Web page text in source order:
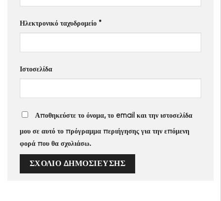
Ηλεκτρονικό ταχυδρομείο *
Ιστοσελίδα
Αποθηκεύστε το όνομα, το email και την ιστοσελίδα
μου σε αυτό το πρόγραμμα περιήγησης για την επόμενη
φορά που θα σχολιάσω.